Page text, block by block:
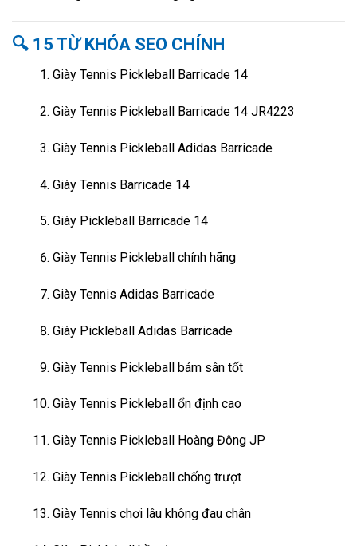
🔍 15 TỪ KHÓA SEO CHÍNH
Giày Tennis Pickleball Barricade 14
Giày Tennis Pickleball Barricade 14 JR4223
Giày Tennis Pickleball Adidas Barricade
Giày Tennis Barricade 14
Giày Pickleball Barricade 14
Giày Tennis Pickleball chính hãng
Giày Tennis Adidas Barricade
Giày Pickleball Adidas Barricade
Giày Tennis Pickleball bám sân tốt
Giày Tennis Pickleball ổn định cao
Giày Tennis Pickleball Hoàng Đông JP
Giày Tennis Pickleball chống trượt
Giày Tennis chơi lâu không đau chân